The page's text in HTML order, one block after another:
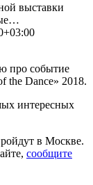
выставки
про событие
the Dance» 2018.
интересных
в Москве.
сообщите